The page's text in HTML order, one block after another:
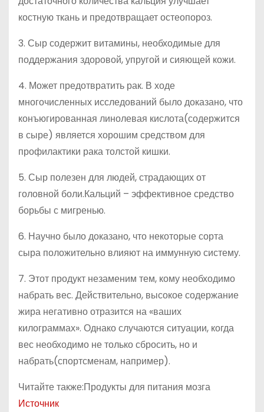
костную ткань и предотвращает остеопороз.
3. Сыр содержит витамины, необходимые для
поддержания здоровой, упругой и сияющей кожи.
4. Может предотвратить рак. В ходе
многочисленных исследований было доказано, что
конъюгированная линолевая кислота(содержится
в сыре) является хорошим средством для
профилактики рака толстой кишки.
5. Сыр полезен для людей, страдающих от
головной боли.Кальций – эффективное средство
борьбы с мигренью.
6. Научно было доказано, что некоторые сорта
сыра положительно влияют на иммунную систему.
7. Этот продукт незаменим тем, кому необходимо
набрать вес. Действительно, высокое содержание
жира негативно отразится на «ваших
килограммах». Однако случаются ситуации, когда
вес необходимо не только сбросить, но и
набрать(спортсменам, например).
Читайте также:Продукты для питания мозга
Источник